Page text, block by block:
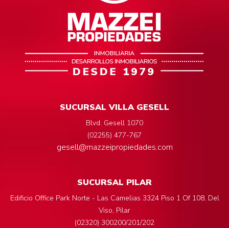
SUCURSAL VILLA GESELL
Blvd. Gesell 1070
(02255) 477-767
gesell@mazzeipropiedades.com
SUCURSAL PILAR
Edificio Office Park Norte - Las Camelias 3324 Piso 1 Of 108, Del
Viso, Pilar
(02320) 300200/201/202